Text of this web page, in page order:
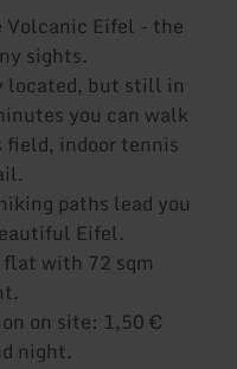
Eifel - the
sights.
located, but still in
you can walk
indoor tennis
paths lead you
Eifel.
flat with 72 sqm
on site: 1,50 €
night.